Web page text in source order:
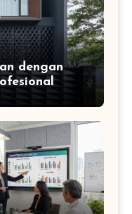
dengan